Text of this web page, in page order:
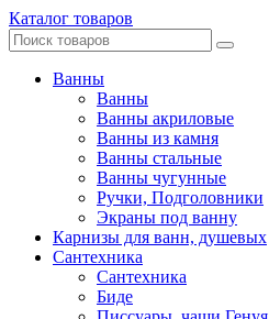
Каталог товаров
Ванны
Ванны
Ванны акриловые
Ванны из камня
Ванны стальные
Ванны чугунные
Ручки, Подголовники
Экраны под ванну
Карнизы для ванн, душевых
Сантехника
Сантехника
Биде